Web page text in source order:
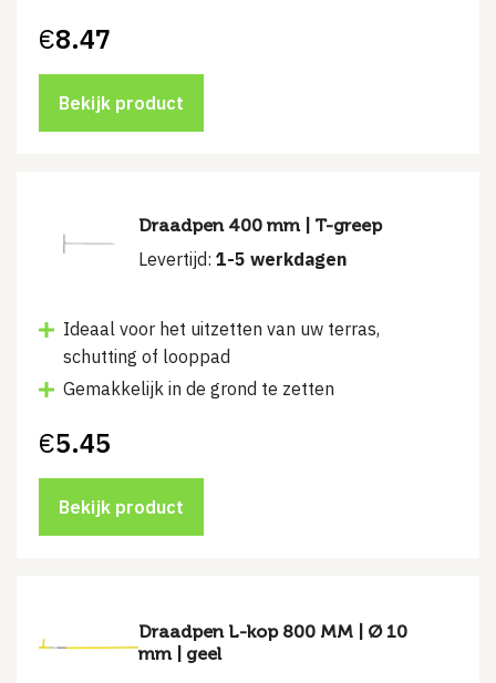
€8.47
Bekijk product
Draadpen 400 mm | T-greep
Levertijd: 1-5 werkdagen
Ideaal voor het uitzetten van uw terras,
schutting of looppad
Gemakkelijk in de grond te zetten
€5.45
Bekijk product
Draadpen L-kop 800 MM | Ø 10
mm | geel